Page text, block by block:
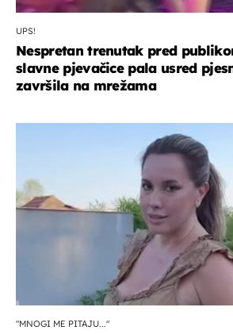
UPS!
Nespretan trenutak pred
slavne pjevačice pala usred
završila na mrežama
"MNOGI ME PITAJU..."